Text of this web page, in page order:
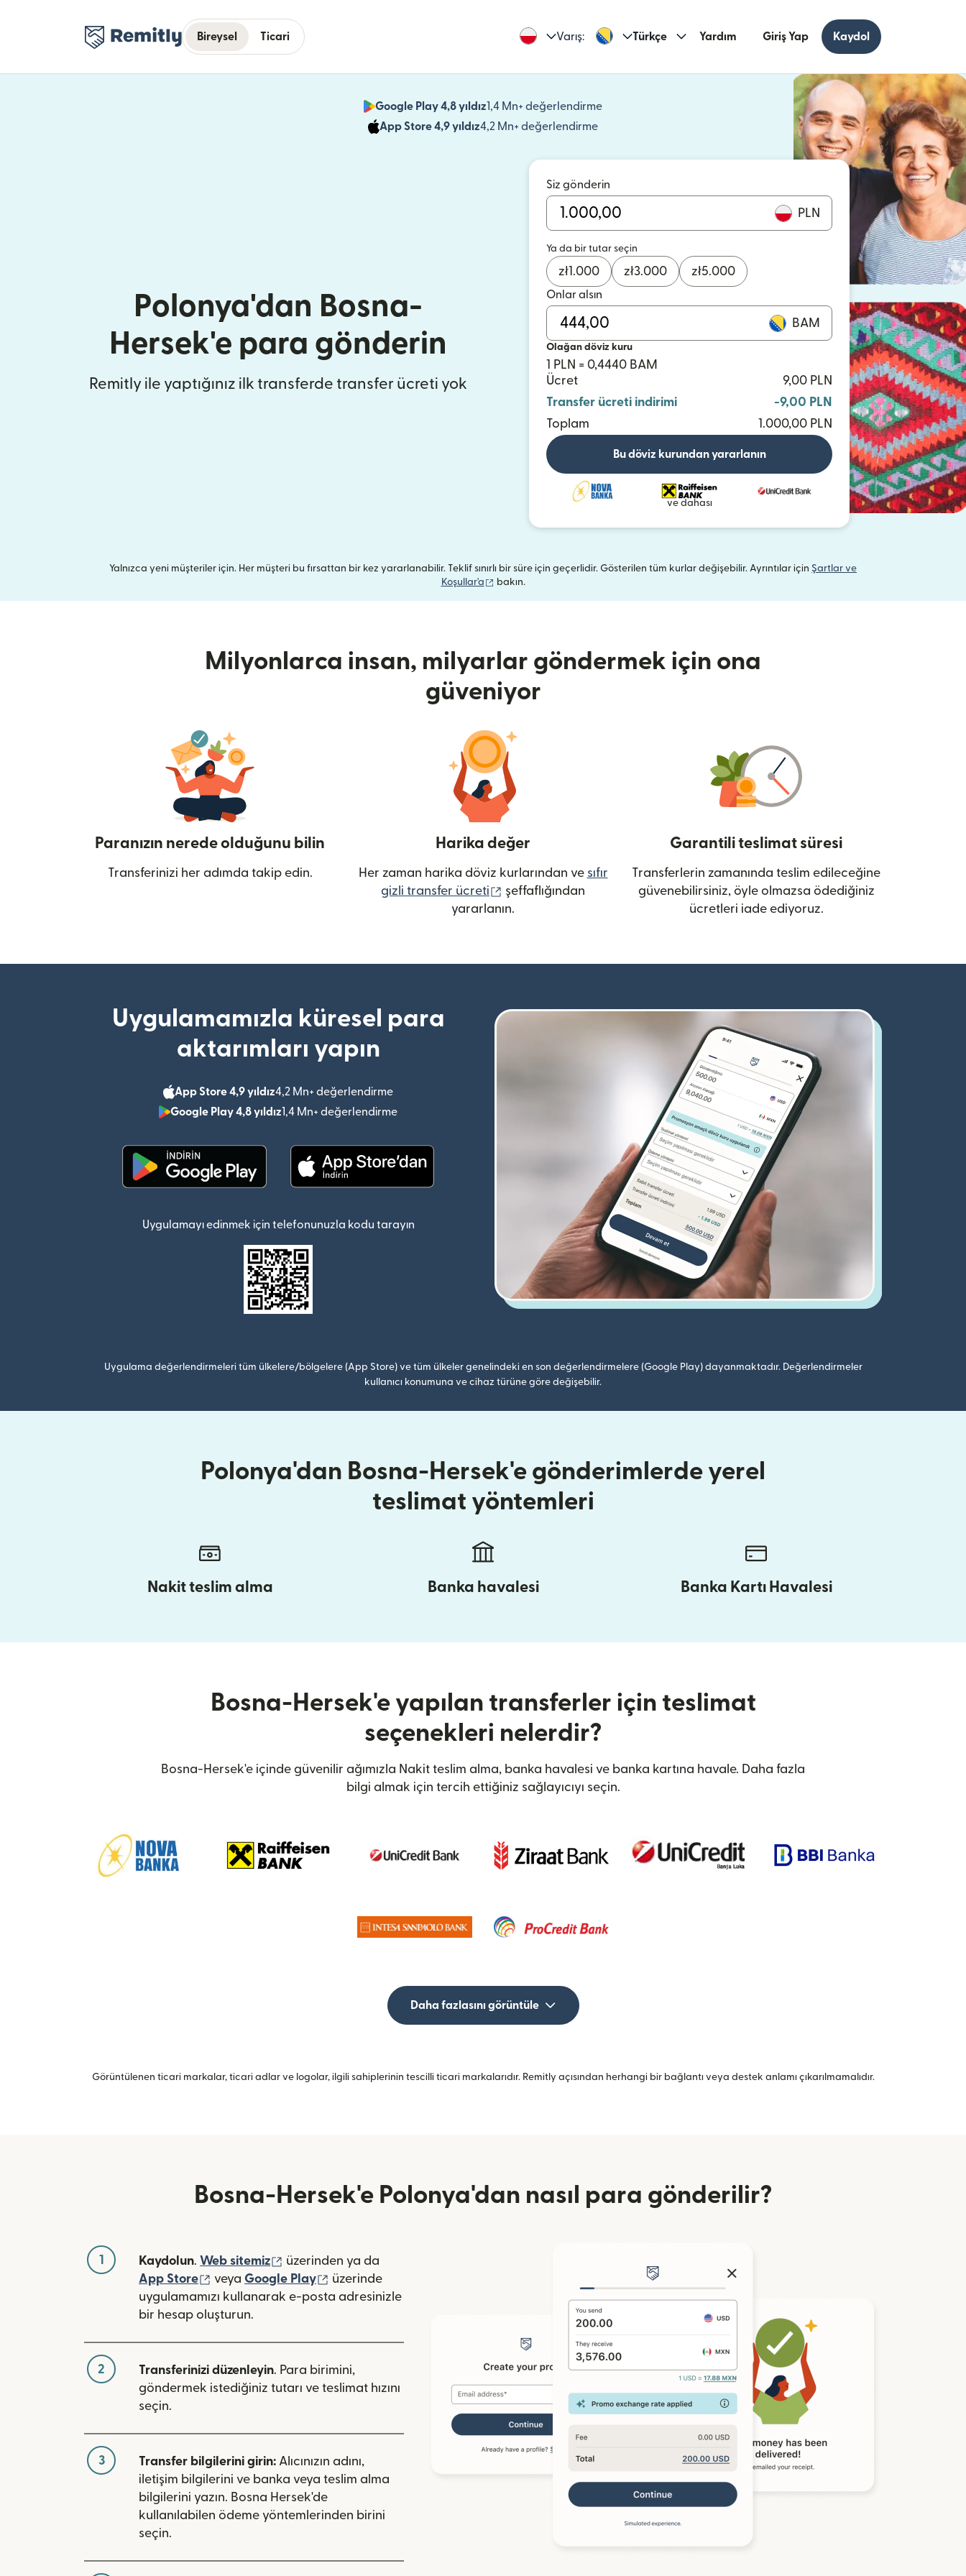
Bireysel Ticari Varış: Türkçe Yardım Giriş Yap Kaydol
Google Play 4,8 yıldız1,4 Mn+ değerlendirme
App Store 4,9 yıldız4,2 Mn+ değerlendirme
Polonya'dan Bosna-
Hersek'e para gönderin
Remitly ile yaptığınız ilk transferde transfer ücreti yok
Siz gönderin
PLN
Ya da bir tutar seçin
zł1.000 zł3.000 zł5.000
Onlar alsın
BAM
Olağan döviz kuru
1 PLN = 0,4440 BAM
Ücret
9,00 PLN
Transfer ücreti indirimi
-9,00 PLN
Toplam
1.000,00 PLN
Bu döviz kurundan yararlanın
ve dahası
Yalnızca yeni müşteriler için. Her müşteri bu fırsattan bir kez yararlanabilir. Teklif sınırlı bir süre için geçerlidir. Gösterilen tüm kurlar değişebilir. Ayrıntılar için Şartlar ve
Koşullar'a
(yeni pencerede açılır)
bakın.
Milyonlarca insan, milyarlar göndermek için ona
güveniyor
Paranızın nerede olduğunu bilin
Transferinizi her adımda takip edin.
Harika değer
Her zaman harika döviz kurlarından ve sıfır
gizli transfer ücreti
(yeni pencerede açılır)
şeffaflığından
yararlanın.
Garantili teslimat süresi
Transferlerin zamanında teslim edileceğine
güvenebilirsiniz, öyle olmazsa ödediğiniz
ücretleri iade ediyoruz.
Uygulamamızla küresel para
aktarımları yapın
App Store 4,9 yıldız4,2 Mn+ değerlendirme
Google Play 4,8 yıldız1,4 Mn+ değerlendirme
Uygulamayı edinmek için telefonunuzla kodu tarayın
Uygulama değerlendirmeleri tüm ülkelere/bölgelere (App Store) ve tüm ülkeler genelindeki en son değerlendirmelere (Google Play) dayanmaktadır. Değerlendirmeler
kullanıcı konumuna ve cihaz türüne göre değişebilir.
Polonya'dan Bosna-Hersek'e gönderimlerde yerel
teslimat yöntemleri
Nakit teslim alma Banka havalesi Banka Kartı Havalesi
Bosna-Hersek'e yapılan transferler için teslimat
seçenekleri nelerdir?
Bosna-Hersek'e içinde güvenilir ağımızla Nakit teslim alma, banka havalesi ve banka kartına havale. Daha fazla
bilgi almak için tercih ettiğiniz sağlayıcıyı seçin.
Daha fazlasını görüntüle
Görüntülenen ticari markalar, ticari adlar ve logolar, ilgili sahiplerinin tescilli ticari markalarıdır. Remitly açısından herhangi bir bağlantı veya destek anlamı çıkarılmamalıdır.
Bosna-Hersek'e Polonya'dan nasıl para gönderilir?
1 Kaydolun. Web sitemiz (yeni pencerede açılır)
üzerinden ya da
App Store
(yeni pencerede açılır)
veya Google Play (yeni pencerede açılır)
üzerinde
uygulamamızı kullanarak e-posta adresinizle
bir hesap oluşturun.
2 Transferinizi düzenleyin. Para birimini,
göndermek istediğiniz tutarı ve teslimat hızını
seçin.
3 Transfer bilgilerini girin: Alıcınızın adını,
iletişim bilgilerini ve banka veya teslim alma
bilgilerini yazın. Bosna Hersek'de
kullanılabilen ödeme yöntemlerinden birini
seçin.